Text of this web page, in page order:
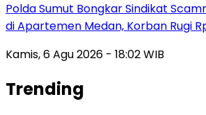
Polda Sumut Bongkar Sindikat
di Apartemen Medan, Korban Rugi
Kamis, 6 Agu 2026 - 18:02 WIB
Trending